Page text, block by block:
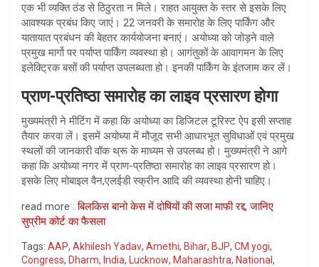
एक भी व्यक्ति ठंड से ठिठुरता न मिले। राहत आयुक्त के स्तर से इसके लिए
आवश्यक प्रबंध किए जाएं। 22 जनवरी के समारोह के लिए पार्किंग और
यातायात प्रबंधन की बेहतर कार्ययोजना बनाएं। अयोध्या को जोड़ने वाले
प्रमुख मार्गो पर पर्याप्त पार्किंग व्यवस्था हो। आगंतुकों के आवागमन के लिए
इलेक्ट्रिक बसों की पर्याप्त उपलब्धता हो। इनकी पार्किंग के इंतजाम कर लें।
प्राण-प्रतिष्ठा समारोह का लाइव प्रसारण होगा
मुख्यमंत्री ने मीटिंग में कहा कि अयोध्या का डिजिटल टूरिस्ट ऐप इसी सप्ताह
तैयार करवा लें। इसमें अयोध्या में मौजूद सभी आधारभूत सुविधाओं एवं प्रमुख
स्थलों की जानकारी वॉक थ्रू के माध्यम से उपलब्ध हो। मुख्यमंत्री ने आगे
कहा कि अयोध्या नगर में प्राण-प्रतिष्ठा समारोह का लाइव प्रसारण हो।
इसके लिए मोबाइल वैन,एलईडी स्क्रीन आदि की व्यवस्था होनी चाहिए।
read more :बिलकिस बानो केस में दोषियों की सजा माफी रद्द, जानिए
सुप्रीम कोर्ट का फैसला
Tags: AAP, Akhilesh Yadav, Amethi, Bihar, BJP, CM yogi,
Congress, Dharm, India, Lucknow, Maharashtra, National ,